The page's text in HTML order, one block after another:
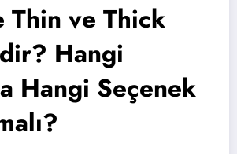
Thin ve Thick
Hangi
Hangi Seçenek